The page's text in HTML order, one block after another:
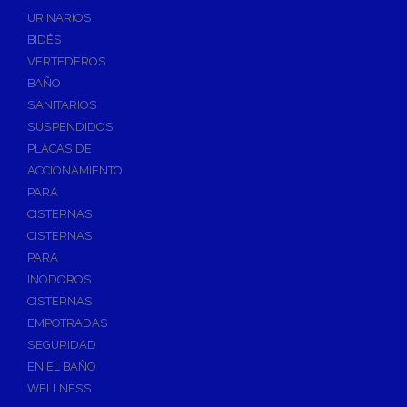
Válvulas de Esfera
Válvulas de Escuadra y Lavadora
Válvulas Reductoras de Presión
Válvulas de Retención
Electroválvulas
Válvulas de Compuerta
Válvulas de Contadores
Llaves de Paso
Accesorios de Valvulería
Calderines
Herramientas y Vestuario
Adhesivos Instantaneos
Selladores y Masillas
URINARIOS
BIDÉS
VERTEDEROS
BAÑO
SANITARIOS
SUSPENDIDOS
PLACAS DE
ACCIONAMIENTO
PARA
CISTERNAS
CISTERNAS
PARA
INODOROS
CISTERNAS
EMPOTRADAS
SEGURIDAD
EN EL BAÑO
WELLNESS